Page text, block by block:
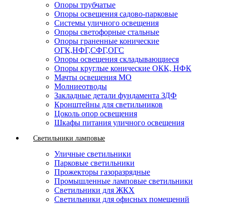
Опоры трубчатые
Опоры освещения садово-парковые
Системы уличного освещения
Опоры светофорные стальные
Опоры граненные конические
ОГК,НФГ,СФГ,ОГС
Опоры освещения складывающиеся
Опоры круглые конические ОКК, НФК
Мачты освещения МО
Молниеотводы
Закладные детали фундамента ЗДФ
Кронштейны для светильников
Цоколь опор освещения
Шкафы питания уличного освещения
Светильники ламповые
Уличные светильники
Парковые светильники
Прожекторы газоразрядные
Промышленные ламповые светильники
Светильники для ЖКХ
Светильники для офисных помещений